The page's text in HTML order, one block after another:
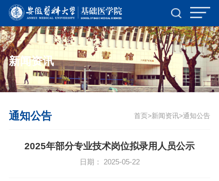
新闻资讯
通知公告 首页>新闻资讯>通知公告
2025年部分专业技术岗位拟录用人员公示
日期： 2025-05-22